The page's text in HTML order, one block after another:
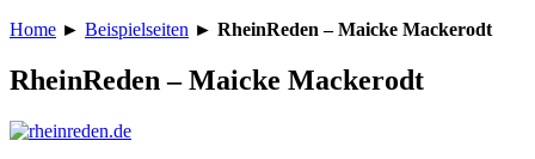
Home ► Beispielseiten ► RheinReden – Maicke Mackerodt
RheinReden – Maicke Mackerodt